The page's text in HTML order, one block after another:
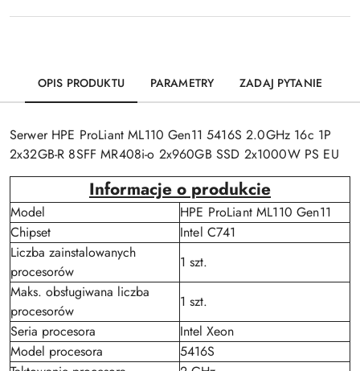
OPIS PRODUKTU PARAMETRY ZADAJ PYTANIE
Serwer HPE ProLiant ML110 Gen11 5416S 2.0GHz 16c 1P
2x32GB-R 8SFF MR408i-o 2x960GB SSD 2x1000W PS EU
Informacje o produkcie
Model
HPE ProLiant ML110 Gen11
Chipset
Intel C741
Liczba zainstalowanych
procesorów
1 szt.
Maks. obsługiwana liczba
procesorów
1 szt.
Seria procesora
Intel Xeon
Model procesora
5416S